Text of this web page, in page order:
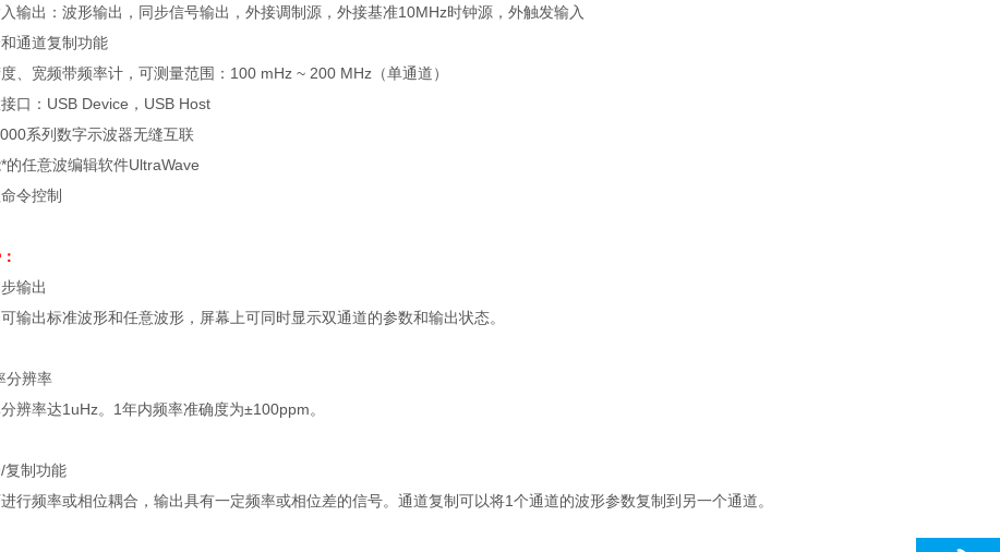
输出：波形输出，同步信号输出，外接调制源，外接基准10MHz时钟源，外触发输入
通道复制功能
、宽频带频率计，可测量范围： 100 mHz ~ 200 MHz （单通道）
口： USB Device ， USB Host
系列数字示波器无缝互联
的任意波编辑软件UltraWave
令控制
输出
输出标准波形和任意波形，屏幕上可同时显示双通道的参数和输出状态。
分辨率
辨率达1uHz。 1年内频率准确度为±100ppm。
/复制功能
行频率或相位耦合，输出具有一定频率或相位差的信号。通道复制可以将1个通道的波形参数复制到另一个通道。